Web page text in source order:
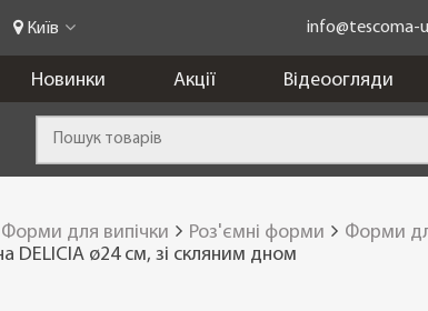
Київ info@tescoma-
Новинки Акції Відеоогляди
Форми для випічки Роз'ємні форми
Форми
DELICIA ø24 см, зі скляним дном